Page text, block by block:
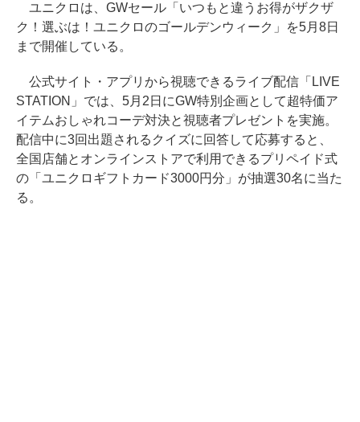
ユニクロは、GWセール「いつもと違うお得がザクザ
ク！選ぶは！ユニクロのゴールデンウィーク」を5月8日
まで開催している。
公式サイト・アプリから視聴できるライブ配信「LIVE
STATION」では、5月2日にGW特別企画として超特価ア
イテムおしゃれコーデ対決と視聴者プレゼントを実施。
配信中に3回出題されるクイズに回答して応募すると、
全国店舗とオンラインストアで利用できるプリペイド式
の「ユニクロギフトカード3000円分」が抽選30名に当た
る。